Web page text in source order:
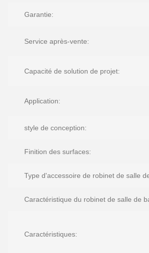
Garantie:
Service après-vente:
Capacité de solution de projet:
Application:
style de conception:
Finition des surfaces:
Type d'accessoire de robinet de salle
Caractéristique du robinet de salle de
Caractéristiques: